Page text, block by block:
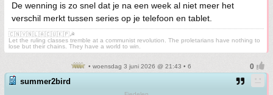
De wenning is zo snel dat je na een week al niet meer het
verschil merkt tussen series op je telefoon en tablet.
🇨🇳🇻🇳🇱🇦🇨🇺🇰🇵☭
Let the ruling classes tremble at a communist revolution. The proletarians have nothing to
lose but their chains. They have a world to win.
• woensdag 3 juni 2026 @ 21:43 • 6
summer2bird